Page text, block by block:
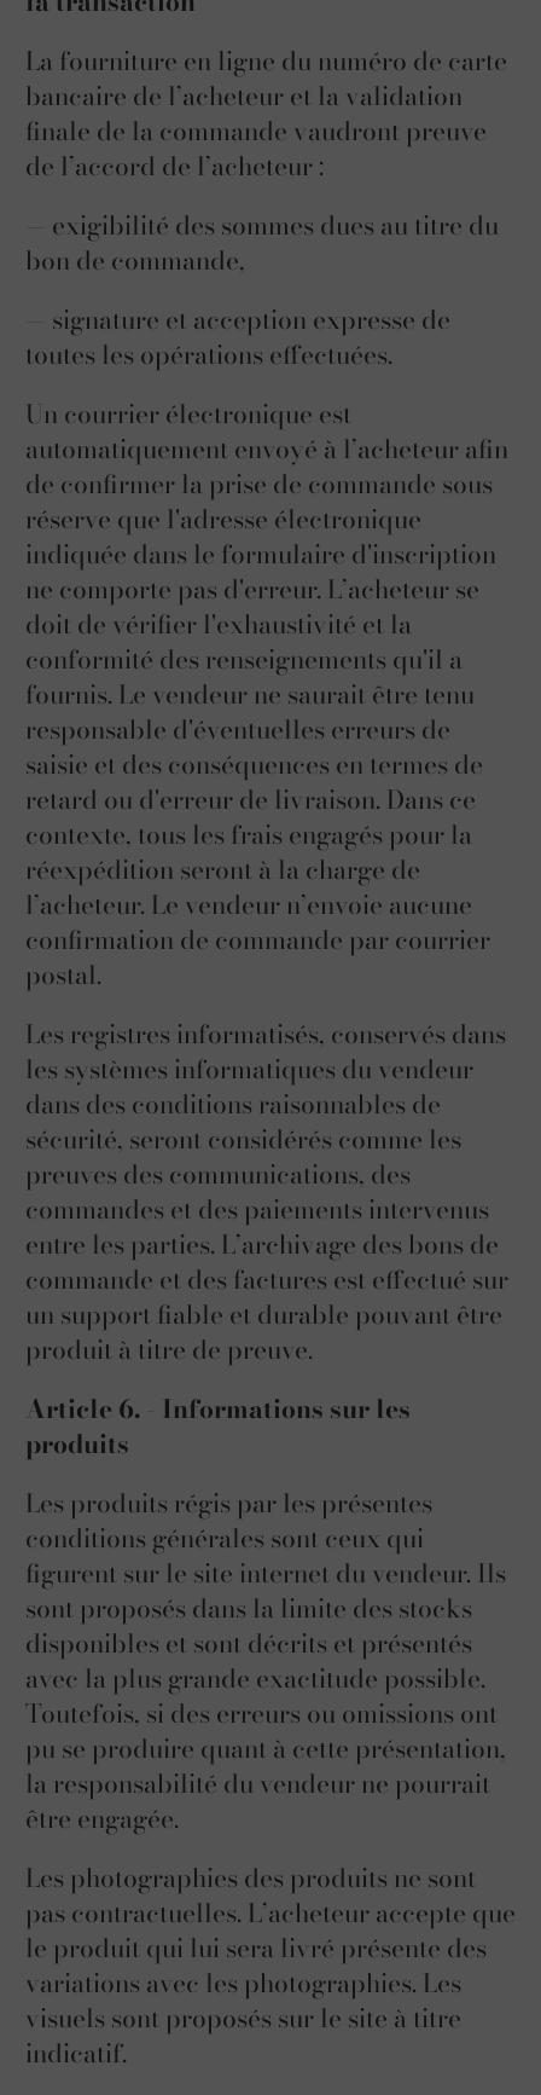
La fourniture en ligne du numéro de carte
bancaire de l’acheteur et la validation
finale de la commande vaudront preuve
de l’accord de l’acheteur :
— exigibilité des sommes dues au titre du
bon de commande,
— signature et acception expresse de
toutes les opérations effectuées.
Un courrier électronique est
automatiquement envoyé à l’acheteur afin
de confirmer la prise de commande sous
réserve que l'adresse électronique
indiquée dans le formulaire d'inscription
ne comporte pas d'erreur. L’acheteur se
doit de vérifier l'exhaustivité et la
conformité des renseignements qu'il a
fournis. Le vendeur ne saurait être tenu
responsable d'éventuelles erreurs de
saisie et des conséquences en termes de
retard ou d'erreur de livraison. Dans ce
contexte, tous les frais engagés pour la
réexpédition seront à la charge de
l’acheteur. Le vendeur n’envoie aucune
confirmation de commande par courrier
postal.
Les registres informatisés, conservés dans
les systèmes informatiques du vendeur
dans des conditions raisonnables de
sécurité, seront considérés comme les
preuves des communications, des
commandes et des paiements intervenus
entre les parties. L’archivage des bons de
commande et des factures est effectué sur
un support fiable et durable pouvant être
produit à titre de preuve.
Article 6. - Informations sur les
produits
Les produits régis par les présentes
conditions générales sont ceux qui
figurent sur le site internet du vendeur. Ils
sont proposés dans la limite des stocks
disponibles et sont décrits et présentés
avec la plus grande exactitude possible.
Toutefois, si des erreurs ou omissions ont
pu se produire quant à cette présentation,
la responsabilité du vendeur ne pourrait
être engagée.
Les photographies des produits ne sont
pas contractuelles. L’acheteur accepte que
le produit qui lui sera livré présente des
variations avec les photographies. Les
visuels sont proposés sur le site à titre
indicatif.